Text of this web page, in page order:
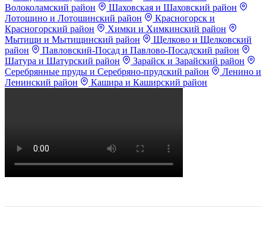
Волоколамский район
Шаховская и Шаховский район
Лотошино и Лотошинский район
Красногорск и
Красногорский район
Химки и Химкинский район
Мытищи и Мытищинский район
Щелково и Щелковский
район
Павловский-Посад и Павлово-Посадский район
Шатура и Шатурский район
Зарайск и Зарайский район
Серебрянные пруды и Серебряно-прудский район
Ленино и
Ленинский район
Кашира и Каширский район